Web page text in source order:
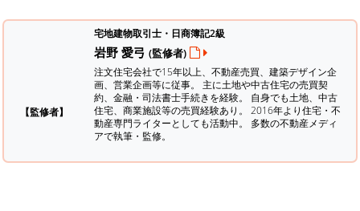
【監修者】
宅地建物取引士・日商簿記2級
岩野 愛弓 (監修者)
注文住宅会社で15年以上、不動産売買、建築デザイン企
画、営業企画等に従事。 主に土地や中古住宅の売買契
約、金融・司法書士手続きを経験。 自身でも土地、中古
住宅、商業施設等の売買経験あり。 2016年より住宅・不
動産専門ライターとしても活動中。 多数の不動産メディ
アで執筆・監修。